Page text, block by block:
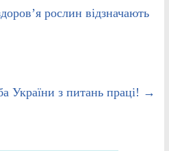
рослин відзначають
України з питань праці! →